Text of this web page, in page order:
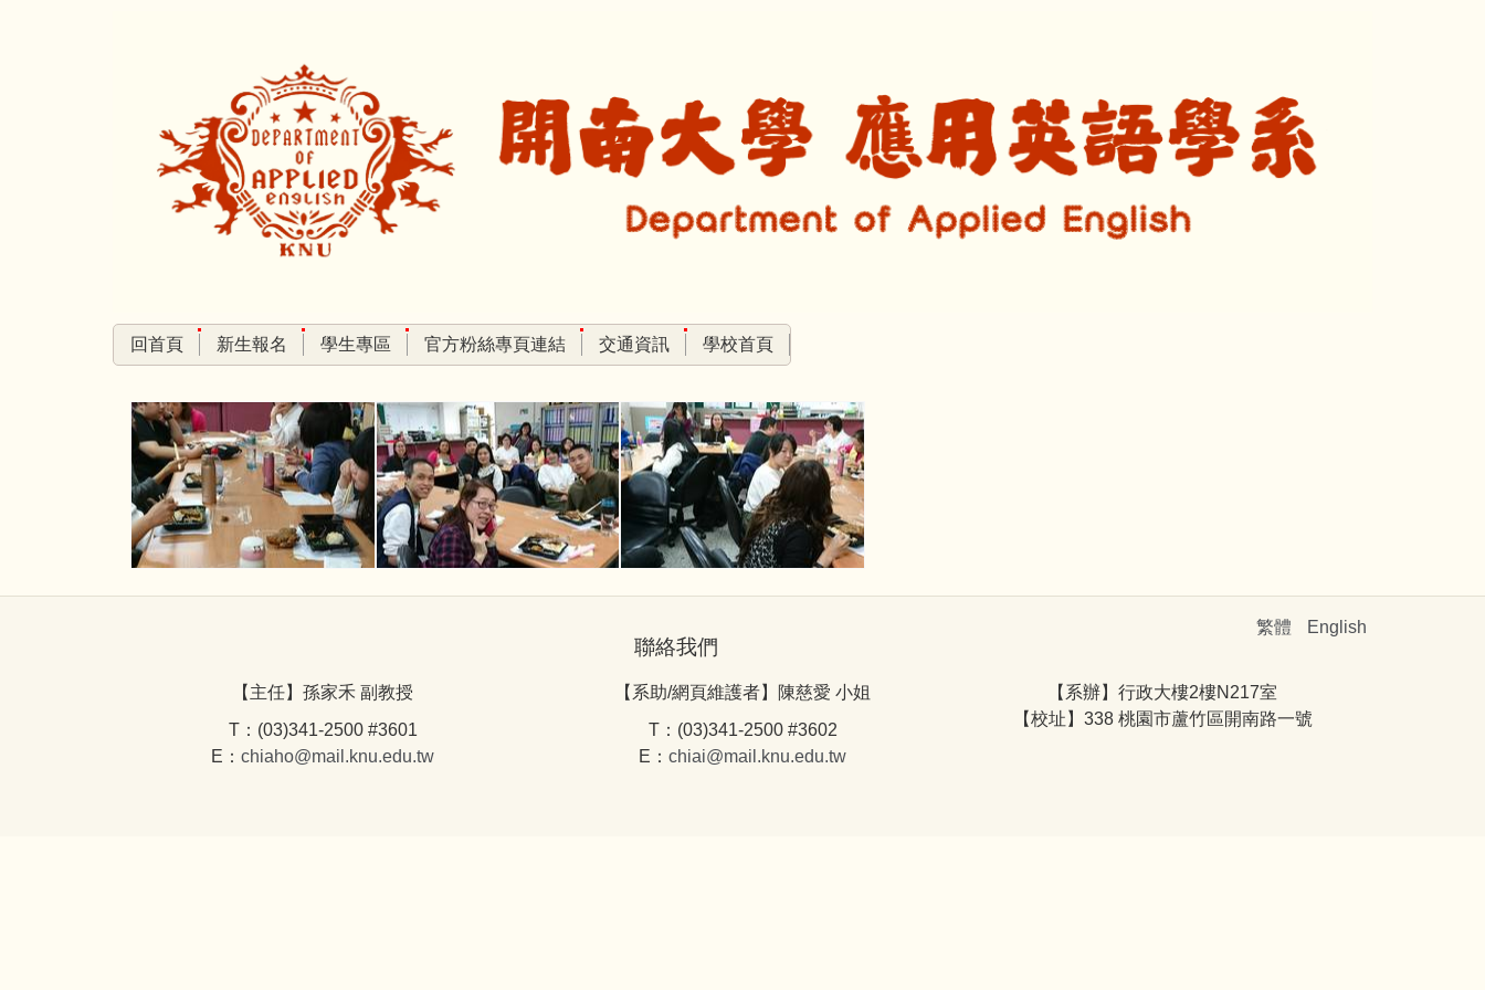
回首頁 新生報名 學生專區 官方粉絲專頁連結 交通資訊 學校首頁
繁體 English
聯絡我們
【主任】孫家禾 副教授
T：(03)341-2500 #3601
E： chiaho@mail.knu.edu.tw
【系助/網頁維護者】陳慈愛 小姐
T：(03)341-2500 #3602
E： chiai@mail.knu.edu.tw
【系辦】行政大樓2樓N217室
【校址】338 桃園市蘆竹區開南路一號